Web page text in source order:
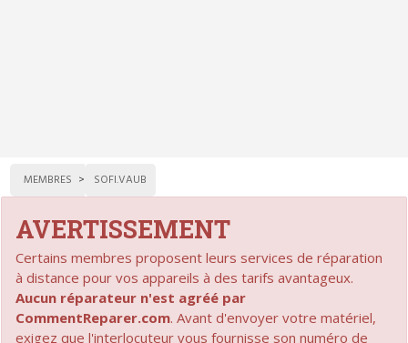
MEMBRES SOFI.VAUB
AVERTISSEMENT
Certains membres proposent leurs services de réparation
à distance pour vos appareils à des tarifs avantageux.
Aucun réparateur n'est agréé par
CommentReparer.com. Avant d'envoyer votre matériel,
exigez que l'interlocuteur vous fournisse son numéro de